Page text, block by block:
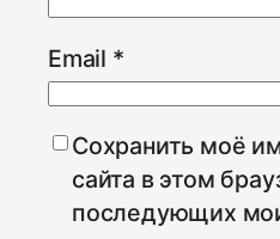
Email *
Сохранить моё
сайта в этом
последующих